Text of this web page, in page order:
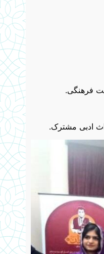
فرهنگی.
ادبی مشترک.